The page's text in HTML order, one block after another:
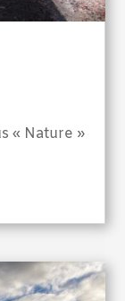
« Nature »